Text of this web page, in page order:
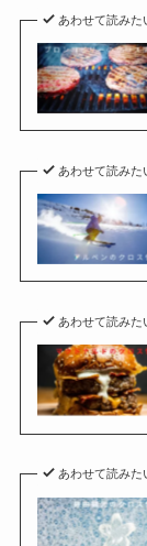
あわせて読みた
あわせて読みた
あわせて読みた
あわせて読みた